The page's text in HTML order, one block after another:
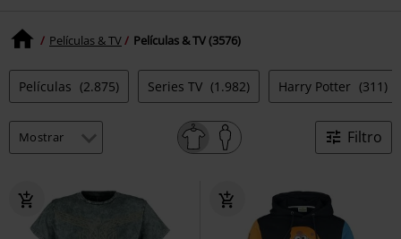
Películas & TV Películas & TV (3576)
Películas (2.875) Series TV (1.982) Harry Potter (311)
Filtro